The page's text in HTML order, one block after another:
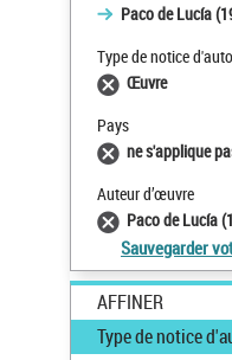
Paco de Lucía
Type de notice
Œuvre
Pays
ne s'applique
Auteur d’œuvre
Paco de Lucía
Sauvegarder
AFFINER
Type de notice